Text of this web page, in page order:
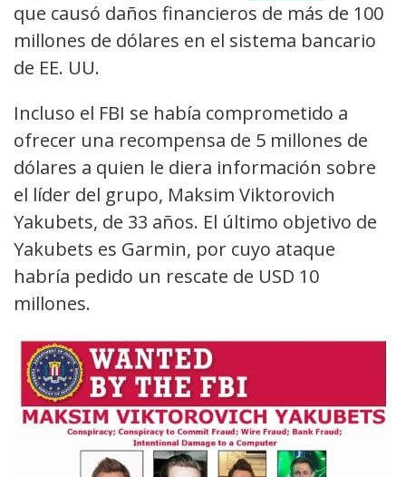
que causó daños financieros de más de 100
millones de dólares en el sistema bancario
de EE. UU.
Incluso el FBI se había comprometido a
ofrecer una recompensa de 5 millones de
dólares a quien le diera información sobre
el líder del grupo, Maksim Viktorovich
Yakubets, de 33 años. El último objetivo de
Yakubets es Garmin, por cuyo ataque
habría pedido un rescate de USD 10
millones.